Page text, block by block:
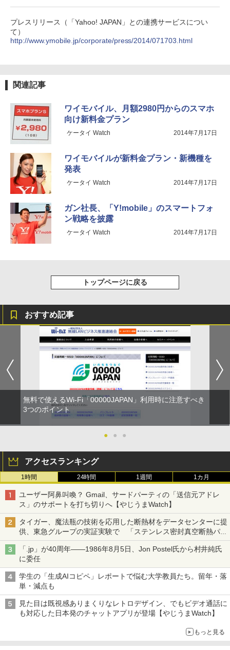
プレスリリース（「Yahoo! JAPAN」との連携サービスについ
て）
http://www.ymobile.jp/corporate/press/2014/071703.html
関連記事
ワイモバイル、月額2980円からのスマホ
向け新料金プラン
ケータイ Watch 2014年7月17日
ワイモバイルが新料金プラン・新機種を
発表
ケータイ Watch 2014年7月17日
ガン社長、「Y!mobile」のスマートフォ
ン戦略を披露
ケータイ Watch 2014年7月17日
トップページに戻る
おすすめ記事
無料で使えるWi-Fi「00000JAPAN」利用時に注意すべき
3つのポイント
● ● ●
アクセスランキング
1時間 24時間 1週間 1カ月
ユーザー阿鼻叫喚？ Gmail、サードパーティの「送信元アドレ
ス」のサポートを打ち切りへ【やじうまWatch】
タイガー、魔法瓶の技術を応用した断熱材をデータセンターに提
供、東急グループの実証実験で 「ステンレス密封真空断熱パネ
ル TIVIP」
「.jp」が40周年――1986年8月5日、Jon Postel氏から村井純氏
に委任
学生の「生成AIコピペ」レポートで悩む大学教員たち。留年・落
単・減点も
見た目は既視感ありまくりなレトロデザイン、でもビデオ通話に
も対応した日本発のチャットアプリが登場【やじうまWatch】
もっと見る